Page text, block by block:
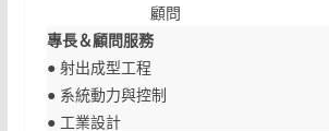
顧問
專長＆顧問服務
● 射出成型工程
● 系統動力與控制
● 工業設計